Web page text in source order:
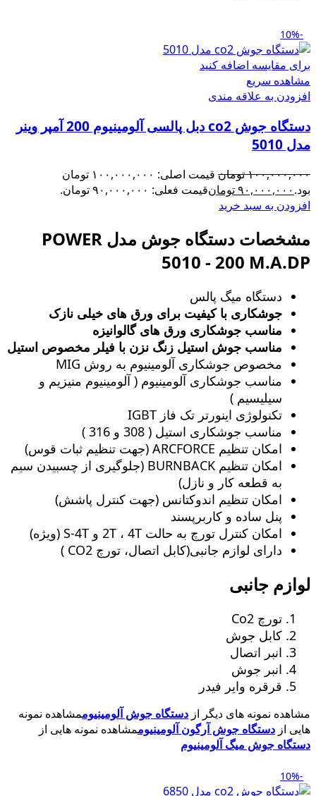
-10%
برای مقایسه اضافه کنید
مشاهده سریع
افزودن به علاقه مندی
دستگاه جوش co2 دبل پالسی آلومینیوم 200 آمپر وینر
مدل 5010
۱۰۰,۰۰۰,۰۰۰تومان
قیمت اصلی: ۱۰۰,۰۰۰,۰۰۰ تومان
بود.۹۰,۰۰۰,۰۰۰تومانقیمت فعلی: ۹۰,۰۰۰,۰۰۰ تومان.
افزودن به سبد خرید
مشخصات دستگاه جوش مدل POWER
5010 - 200 M.A.DP
دستگاه میگ پالس
جوشکاری با کیفیت برای ورق های خیلی نازک
مناسب جوشکاری ورق های گالوانیزه
مناسب جوش استیل زنگ‌ نزن با فیلر مخصوص استیل
مخصوص جوشکاری آلومینیوم به روش MIG
مناسب جوشکاری آلومینیوم ( آلومینیوم منیزیم و
سیلیسیم )
تکنولوژی اینورتر تک فاز IGBT
مناسب جوشکاری استیل ( 308 و 316 )
امکان تنظیم ARCFORCE (جهت تنظیم ثبات قوس)
امکان تنظیم BURNBACK (جلوگیری از چسبیدن سیم
به قطعه کار و نازل)
امکان تنظیم اندوکتانس (جهت کنترل پاشش)
پنل ساده و کاربرپسند
امکان کنترل تورچ به حالت 2T ، 4T و S-4T (ویژه)
دارای لوازم جانبی(کابل اتصال، تورچ CO2 )
لوازم جانبی
تورچ Co2
کابل جوش
انبر اتصال
انبر جوش
قرقره وایر فیدر
مشاهده نمونه های دیگر از دستگاه جوش آلومینیوممشاهده نمونه
هایی از دستگاه جوش آرگون آلومینیوممشاهده نمونه هایی از
دستگاه جوش میگ آلومینیوم
-10%